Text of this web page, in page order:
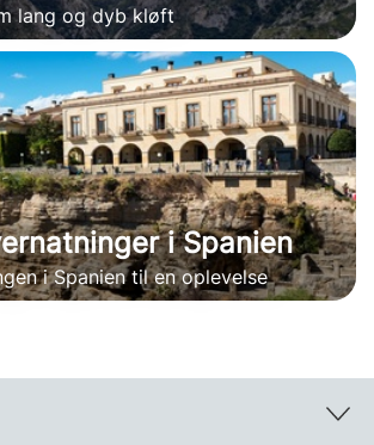
lang og dyb kløft
i Spanien
i Spanien til en oplevelse